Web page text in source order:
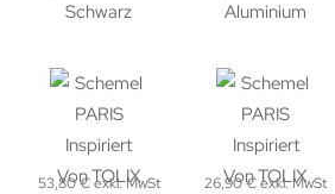
53,80 € exkl. MwSt 26,90 € exkl. MwSt